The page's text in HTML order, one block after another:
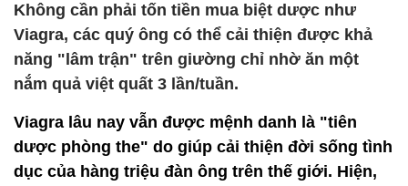
Không cần phải tốn tiền mua biệt dược như
Viagra, các quý ông có thể cải thiện được khả
năng "lâm trận" trên giường chỉ nhờ ăn một
nắm quả việt quất 3 lần/tuần.
Viagra lâu nay vẫn được mệnh danh là "tiên
dược phòng the" do giúp cải thiện đời sống tình
dục của hàng triệu đàn ông trên thế giới. Hiện,